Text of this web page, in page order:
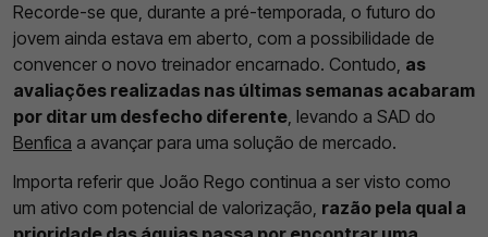
Recorde-se que, durante a pré-temporada, o futuro do
jovem ainda estava em aberto, com a possibilidade de
convencer o novo treinador encarnado. Contudo, as
avaliações realizadas nas últimas semanas acabaram
por ditar um desfecho diferente, levando a SAD do
Benfica a avançar para uma solução de mercado.
Importa referir que João Rego continua a ser visto como
um ativo com potencial de valorização, razão pela qual a